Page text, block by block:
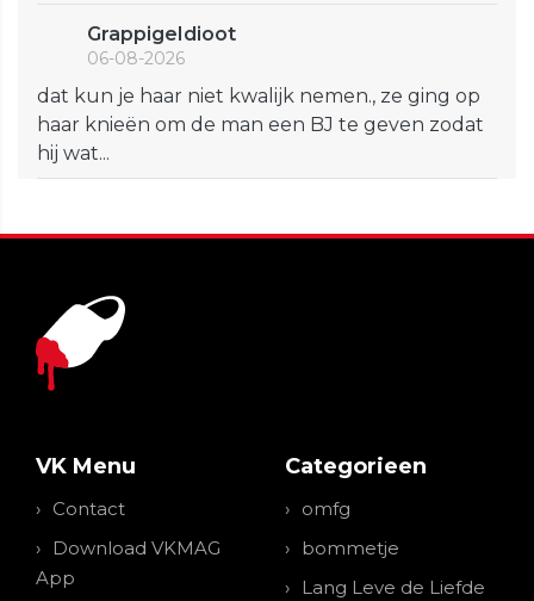
GrappigeIdioot
06-08-2026
dat kun je haar niet kwalijk nemen., ze ging op
haar knieën om de man een BJ te geven zodat
hij wat...
VK Menu
Contact
Download VKMAG
App
Categorieen
omfg
bommetje
Lang Leve de Liefde